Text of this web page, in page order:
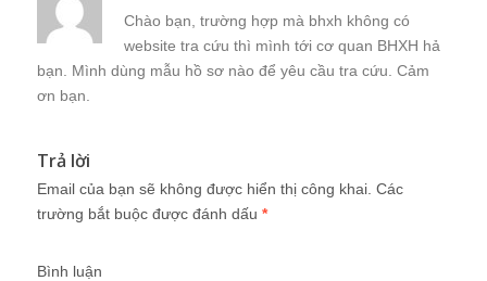
Chào bạn, trường hợp mà bhxh không có
website tra cứu thì mình tới cơ quan BHXH hả
bạn. Mình dùng mẫu hồ sơ nào để yêu cầu tra cứu. Cảm
ơn bạn.
Trả lời
Email của bạn sẽ không được hiển thị công khai. Các
trường bắt buộc được đánh dấu *
Bình luận